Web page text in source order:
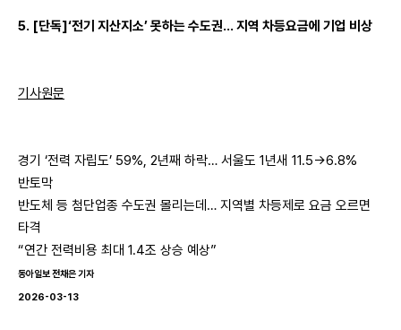
5. [단독]‘전기 지산지소’ 못하는 수도권… 지역 차등요금에 기업 비상
기사원문
경기 ‘전력 자립도’ 59%, 2년째 하락… 서울도 1년새 11.5→6.8%
반토막
반도체 등 첨단업종 수도권 몰리는데… 지역별 차등제로 요금 오르면
타격
“연간 전력비용 최대 1.4조 상승 예상”
동아일보 전채은 기자
2026-03-13